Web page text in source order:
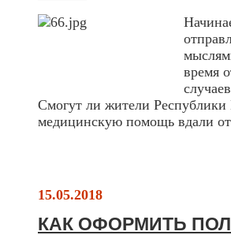
время
Смогут ли жители
медицинскую помощь вдали
15.05.2018
КАК ОФОРМИТЬ